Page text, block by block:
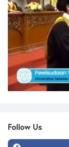
Follow Us